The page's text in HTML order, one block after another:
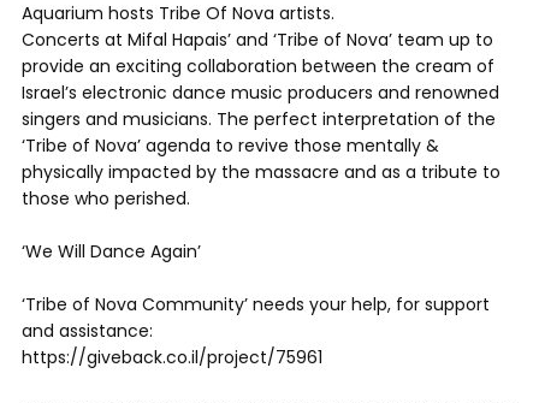
Aquarium hosts Tribe Of Nova artists.
Concerts at Mifal Hapais’ and ‘Tribe of Nova’ team up to
provide an exciting collaboration between the cream of
Israel’s electronic dance music producers and renowned
singers and musicians. The perfect interpretation of the
‘Tribe of Nova’ agenda to revive those mentally &
physically impacted by the massacre and as a tribute to
those who perished.
‘We Will Dance Again’
‘Tribe of Nova Community’ needs your help, for support
and assistance:
https://giveback.co.il/project/75961